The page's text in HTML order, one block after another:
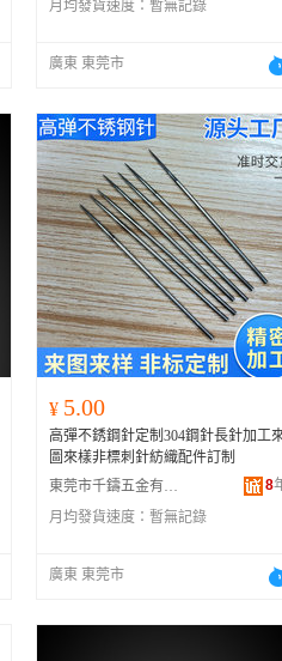
月均發貨速度： 暫無記錄
廣東 東莞市
¥ 5.00
高彈不銹鋼針定制304鋼針長針加工
圖來樣非標刺針紡織配件訂制
東莞市千鑄五金有限公司
8
月均發貨速度： 暫無記錄
廣東 東莞市